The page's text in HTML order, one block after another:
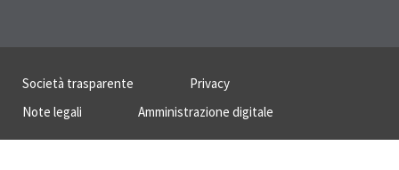
Società trasparente
Privacy
Note legali
Amministrazione digitale